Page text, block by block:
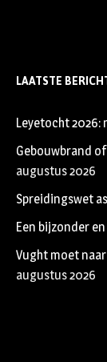
LAATSTE
Leyetocht
Gebouwbrand
augustus 2026
Spreidingswet
Een bijzonder
Vught moet
augustus 2026